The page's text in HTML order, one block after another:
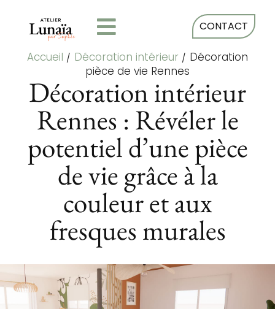
CONTACT
Accueil / Décoration intérieur / Décoration
pièce de vie Rennes
Décoration intérieur
Rennes : Révéler le
potentiel d’une pièce
de vie grâce à la
couleur et aux
fresques murales